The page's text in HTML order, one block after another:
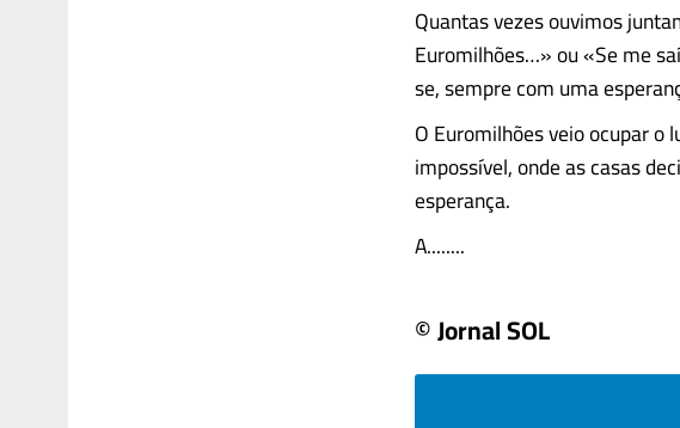
Quantas vezes ouvimos
Euromilhões…» ou «Se me
se, sempre com uma
O Euromilhões veio ocupar
impossível, onde as casas
esperança.
A........
© Jornal SOL